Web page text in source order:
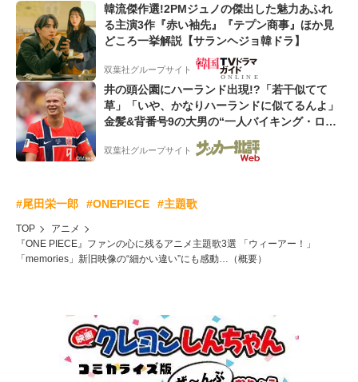
韓流傑作選!2PMジュノの傑出した魅力あふれ
る主演3作『赤い袖先』『テプン商事』ほか見
どころ一挙解説【サランヘジョ韓ドラ】
双葉社グループサイト
井の頭公園にハーランド出現!?「若干似てて
草」「いや、かなりハーランドに似てるんよ」
金髪&背番号9の大男の“一人バイキング・ロ
ー”映像が話題!「元気をもらった」
双葉社グループサイト
#尾田栄一郎 #ONEPIECE #主題歌
TOP
アニメ
『ONE PIECE』ファンの心に残るアニメ主題歌3選 「ウィーアー！」
「memories」新旧映像の“細かい違い”にも感動…（概要）